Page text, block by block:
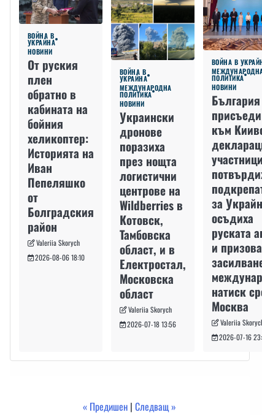
ВОЙНА В
УКРАЙНА
НОВИНИ
От руския
плен
обратно в
кабината на
бойния
хеликоптер:
Историята на
Иван
Пепеляшко
от
Болградския
район
Valeriia Skorych
2026-08-06 18:10
ВОЙНА В
УКРАЙНА
МЕЖДУНАРОДНА
ПОЛИТИКА
НОВИНИ
Украински
дронове
поразиха
през нощта
логистични
центрове на
Wildberries в
Котовск,
Тамбовска
област, и в
Електростал,
Московска
област
Valeriia Skorych
2026-07-18 13:56
ВОЙНА В
ПОЛИТИКА
НОВИНИ
към
за
осъдиха
руската
и
натиск
Москва
Valeriia
2026-07-16
« Предишен |Следващ »